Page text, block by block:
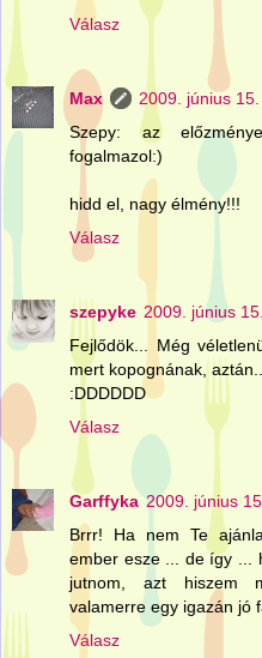
Válasz
Max
2009. június
Szepy: az
fogalmazol:)
hidd el, nagy élmény!!!
Válasz
szepyke 2009. június
Fejlődök... Még
mert kopognának,
:DDDDDD
Válasz
Garffyka 2009. június
Brrr! Ha nem Te
ember esze ... de így ...
jutnom, azt hiszem
valamerre egy igazán jó
Válasz